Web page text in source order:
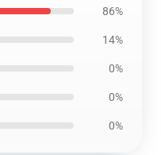
86%
14%
0%
0%
0%